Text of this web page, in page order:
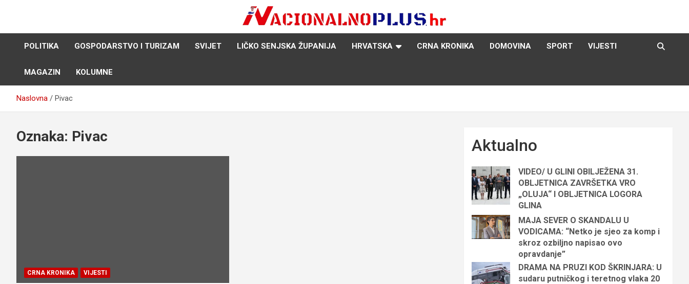
NacionalnoPlus.hr
Nacija želi znati više
POLITIKA
GOSPODARSTVO I TURIZAM SVIJET LIČKO SENJSKA ŽUPANIJA HRVATSKA CRNA KRONIKA DOMOVINA SPORT VIJESTI
MAGAZIN KOLUMNE
Naslovna Pivac
Oznaka: Pivac
CRNA KRONIKA VIJESTI
Aktualno
VIDEO/ U GLINI OBILJEŽENA 31.
OBLJETNICA ZAVRŠETKA VRO
„OLUJA“ I OBLJETNICA LOGORA
GLINA
MAJA SEVER O SKANDALU U
VODICAMA: “Netko je sjeo za komp i
skroz ozbiljno napisao ovo
opravdanje”
DRAMA NA PRUZI KOD ŠKRINJARA: U
sudaru putničkog i teretnog vlaka 20